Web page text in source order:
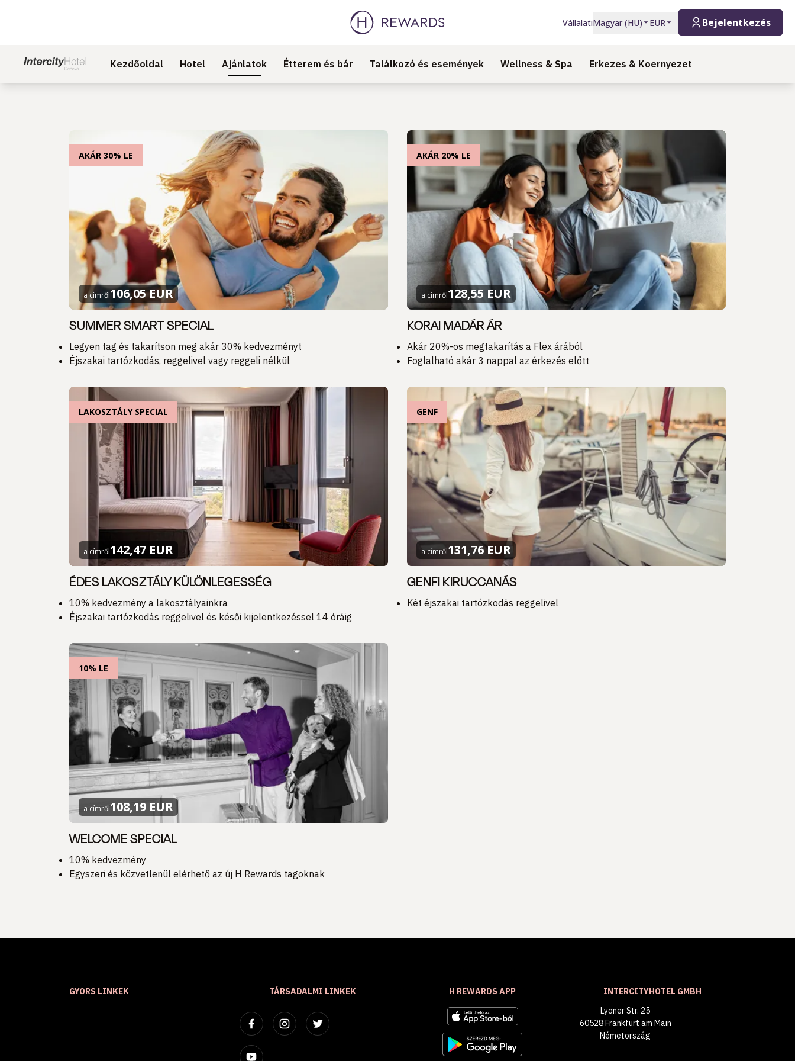
VállalatiMagyar(HU) EUR Bejelentkezés
Kezdőoldal Hotel Ajánlatok Étterem és bár Találkozó és események Wellness & Spa Erkezes & Koernyezet
AKÁR 30% LE
a címről106,05 EUR
SUMMER SMART SPECIAL
Legyen tag és takarítson meg akár 30% kedvezményt
Éjszakai tartózkodás, reggelivel vagy reggeli nélkül
AKÁR 20% LE
a címről128,55 EUR
KORAI MADÁR ÁR
Akár 20%-os megtakarítás a Flex árából
Foglalható akár 3 nappal az érkezés előtt
LAKOSZTÁLY SPECIAL
a címről142,47 EUR
ÉDES LAKOSZTÁLY KÜLÖNLEGESSÉG
10% kedvezmény a lakosztályainkra
Éjszakai tartózkodás reggelivel és késői kijelentkezéssel 14 óráig
GENF
a címről131,76 EUR
GENFI KIRUCCANÁS
Két éjszakai tartózkodás reggelivel
10% LE
a címről108,19 EUR
WELCOME SPECIAL
10% kedvezmény
Egyszeri és közvetlenül elérhető az új H Rewards tagoknak
GYORS LINKEK TÁRSADALMI LINKEK H REWARDS APP
INTERCITYHOTEL GMBH
Lyoner Str. 25
60528 Frankfurt am Main
Németország